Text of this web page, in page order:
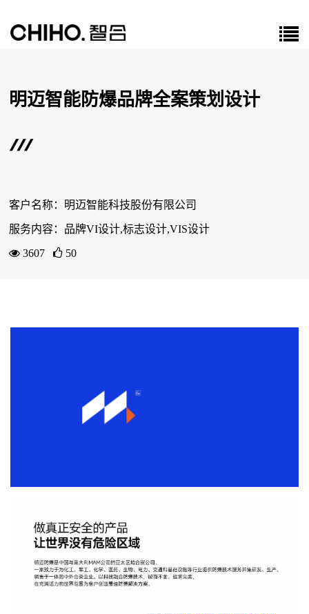
明迈智能防爆品牌全案策划设计
客户名称：明迈智能科技股份有限公司
服务内容：品牌VI设计,标志设计,VIS设计
3607 50